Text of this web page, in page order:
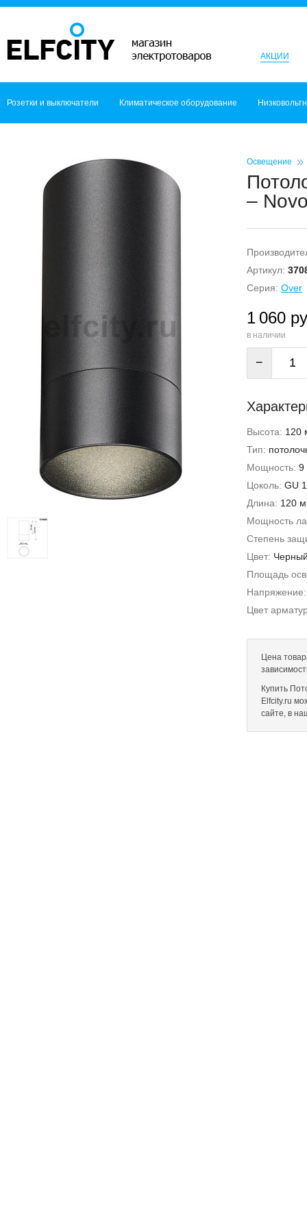
АКЦИИ
Розетки и выключатели Климатическое оборудование
Освещение
–
Артикул:
Серия: Over
1 060
в наличии
−
Высота: 120
Тип:
Мощность: 9
Цоколь: GU
Длина: 120
Мощность
Степень
Цвет:
Площадь
Цвет
Цена
Купить
Elfcity.ru
сайте, в